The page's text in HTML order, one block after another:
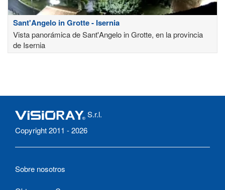
Sant'Angelo in Grotte - Isernia
Vista panorámica de Sant'Angelo in Grotte, en la provincia
de Isernia
S.r.l.
Copyright 2011 - 2026
Sobre nosotros